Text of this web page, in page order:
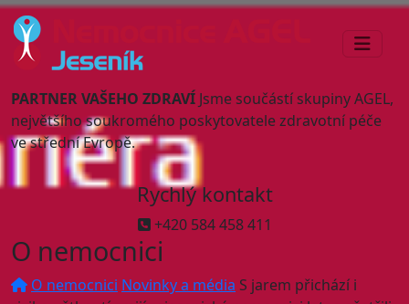
PARTNER VAŠEHO ZDRAVÍ Jsme součástí skupiny AGEL,
největšího soukromého poskytovatele zdravotní péče
ve střední Evropě.
Rychlý kontakt
+420 584 458 411
O nemocnici
O nemocnici Novinky a média S jarem přichází i